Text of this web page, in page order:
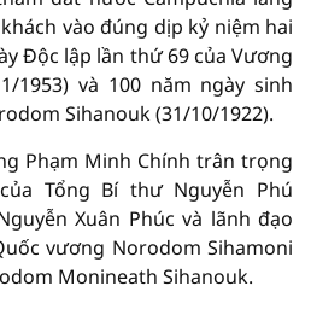
vào đúng dịp kỷ niệm hai
Độc lập lần thứ 69 của Vương
1953) và 100 năm ngày sinh
Sihanouk (31/10/1922).
Phạm Minh Chính trân trọng
Tổng Bí thư Nguyễn Phú
Xuân Phúc và lãnh đạo
vương Norodom Sihamoni
Monineath Sihanouk.